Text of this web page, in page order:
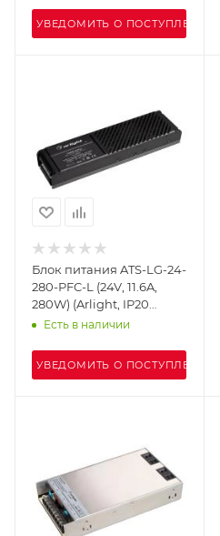
УВЕДОМИТЬ О ПОСТУПЛЕНИИ
Блок питания ATS-LG-24-
280-PFC-L (24V, 11.6A,
280W) (Arlight, IP20
Сетка, 5 лет)
Есть в наличии
УВЕДОМИТЬ О ПОСТУПЛЕНИИ